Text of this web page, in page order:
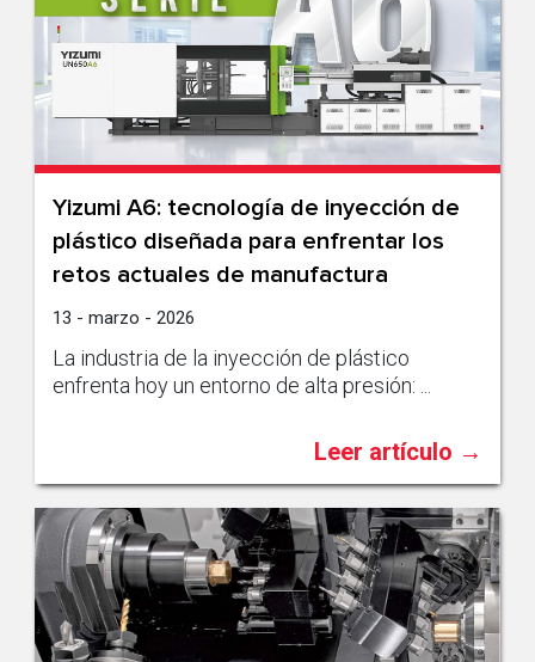
Yizumi A6: tecnología de inyección de
plástico diseñada para enfrentar los
retos actuales de manufactura
13 - marzo - 2026
La industria de la inyección de plástico
enfrenta hoy un entorno de alta presión: ...
Leer artículo →